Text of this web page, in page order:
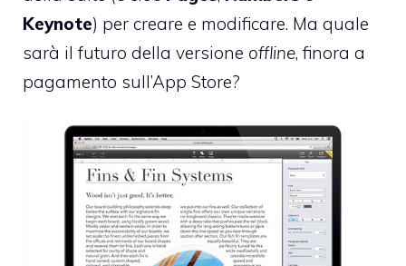
Keynote) per creare e modificare. Ma quale
sarà il futuro della versione offline, finora a
pagamento sull’App Store?